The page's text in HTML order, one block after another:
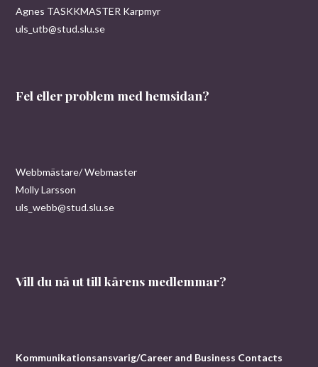
Agnes TASKKMASTER Karpmyr
uls_utb@stud.slu.se
Fel eller problem med hemsidan?
Webbmästare/ Webmaster
Molly Larsson
uls_webb@stud.slu.se
Vill du nå ut till kårens medlemmar?
Kommunikationsansvarig/Career and Business Contacts